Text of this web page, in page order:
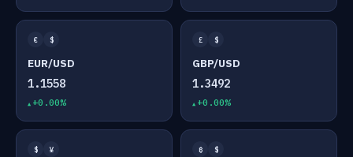
€ $
EUR/USD
1.1558
+0.00%
£ $
GBP/USD
1.3492
+0.00%
$ ¥ ₿ $